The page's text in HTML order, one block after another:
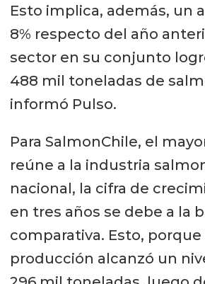
Esto implica, además, un
8% respecto del año
sector en su conjunto
488 mil toneladas de
informó Pulso.
Para SalmonChile, el
reúne a la industria
nacional, la cifra de
en tres años se debe a la
comparativa. Esto, porque
producción alcanzó un